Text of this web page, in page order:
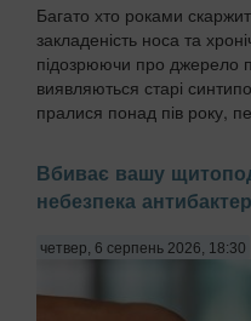
Багато хто роками
закладеність носа та
підозрюючи про джерело
виявляються старі
пралися понад пів року,
Вбиває вашу
небезпека
четвер, 6 серпень 2026, 18:30